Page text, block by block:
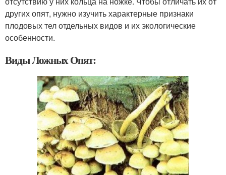
других опят, нужно изучить характерные признаки
плодовых тел отдельных видов и их экологические
особенности.
Виды Ложных Опят: